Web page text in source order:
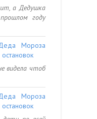
а Дедушка
году
Мороза
видела чтоб
Мороза